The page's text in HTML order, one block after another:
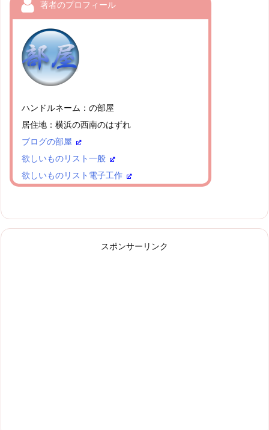
著者のプロフィール
ハンドルネーム：の部屋
居住地：横浜の西南のはずれ
ブログの部屋
欲しいものリスト一般
欲しいものリスト電子工作
スポンサーリンク